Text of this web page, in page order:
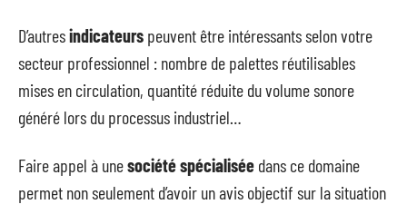
D’autresindicateurs peuvent être intéressants selon votre
secteur professionnel : nombre de palettes réutilisables
mises en circulation, quantité réduite du volume sonore
généré lors du processus industriel…
Faire appel à unesociété spécialisée dans ce domaine
permet non seulement d’avoir un avis objectif sur la situation